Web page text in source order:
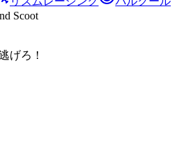
Scoot
げろ！